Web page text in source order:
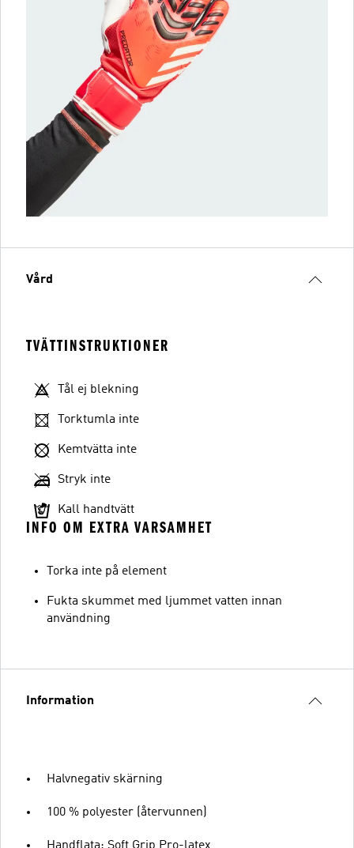
Vård
TVÄTTINSTRUKTIONER
Tål ej blekning
Torktumla inte
Kemtvätta inte
Stryk inte
Kall handtvätt
INFO OM EXTRA VARSAMHET
Torka inte på element
Fukta skummet med ljummet vatten innan
användning
Information
Halvnegativ skärning
100 % polyester (återvunnen)